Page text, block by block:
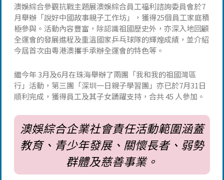
澳娛綜合參觀抗戰主題展澳娛綜合員工福利諮詢委員會於7
月舉辦「說好中國故事親子工作坊」，獲得25個員工家庭積
極參與。活動內容豐富，除認識祖國歷史外，亦深入地回顧
全運會的發展進程及重溫國家乒乓球隊的輝煌成績，並介紹
今屆首次由粵港澳攜手承辦全運會的特色等。
繼今年 3月及6月在珠海舉辦了兩團「我和我的祖國灣區
行」活動，第三團「深圳一日親子學習團」亦已於7月31日
順利完成，獲得員工及其子女踴躍支持，合共 45 人參加。
澳娛綜合企業社會責任活動範圍涵蓋
教育、青少年發展、關懷長者、弱勢
群體及慈善事業。